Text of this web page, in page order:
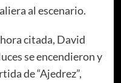
al escenario.
citada, David
se encendieron y
de “Ajedrez”,